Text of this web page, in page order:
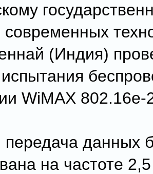
современных
(Индия)
WiMAX 802.16e-
передача данных
на частоте